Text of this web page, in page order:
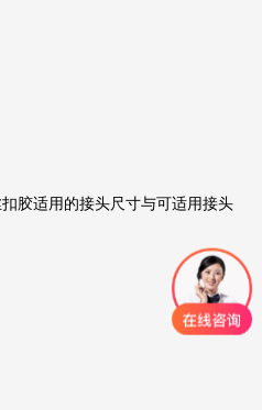
扣胶适用的接头尺寸与可适用接头